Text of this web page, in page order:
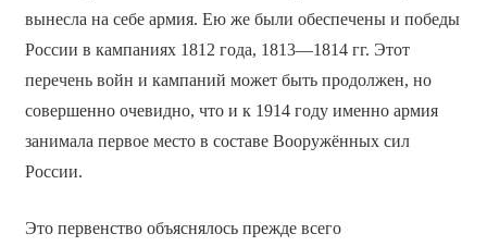
вынесла на себе армия. Ею же были обеспечены и победы
России в кампаниях 1812 года, 1813—1814 гг. Этот
перечень войн и кампаний может быть продолжен, но
совершенно очевидно, что и к 1914 году именно армия
занимала первое место в составе Вооружённых сил
России.
Это первенство объяснялось прежде всего